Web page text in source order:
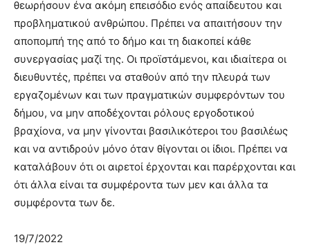
θεωρήσουν ένα ακόμη επεισόδιο ενός απαίδευτου και
προβληματικού ανθρώπου. Πρέπει να απαιτήσουν την
αποπομπή της από το δήμο και τη διακοπεί κάθε
συνεργασίας μαζί της. Οι προϊστάμενοι, και ιδιαίτερα οι
διευθυντές, πρέπει να σταθούν από την πλευρά των
εργαζομένων και των πραγματικών συμφερόντων του
δήμου, να μην αποδέχονται ρόλους εργοδοτικού
βραχίονα, να μην γίνονται βασιλικότεροι του βασιλέως
και να αντιδρούν μόνο όταν θίγονται οι ίδιοι. Πρέπει να
καταλάβουν ότι οι αιρετοί έρχονται και παρέρχονται και
ότι άλλα είναι τα συμφέροντα των μεν και άλλα τα
συμφέροντα των δε.
19/7/2022